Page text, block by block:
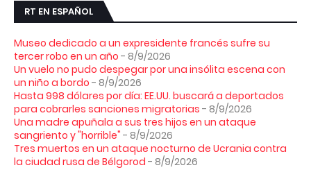
RT EN ESPAÑOL
Museo dedicado a un expresidente francés sufre su
tercer robo en un año - 8/9/2026
Un vuelo no pudo despegar por una insólita escena con
un niño a bordo - 8/9/2026
Hasta 998 dólares por día: EE.UU. buscará a deportados
para cobrarles sanciones migratorias - 8/9/2026
Una madre apuñala a sus tres hijos en un ataque
sangriento y "horrible" - 8/9/2026
Tres muertos en un ataque nocturno de Ucrania contra
la ciudad rusa de Bélgorod - 8/9/2026